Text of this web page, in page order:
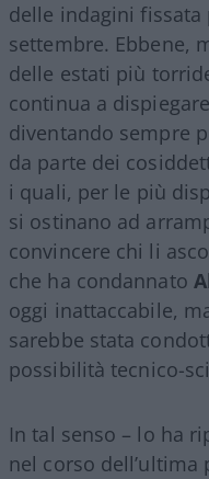
delle indagini
settembre. Ebbene,
delle estati più
continua a
diventando sempre
da parte dei
i quali, per le più
si ostinano ad
convincere chi li
che ha condannato
oggi inattaccabile,
sarebbe stata
possibilità tecnico-
In tal senso – lo ha
nel corso